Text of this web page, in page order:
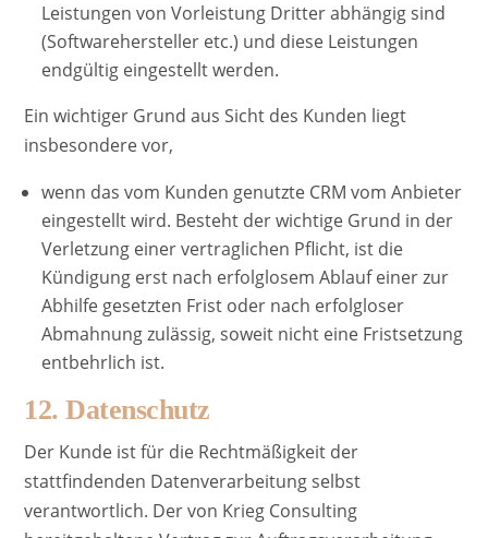
Leistungen von Vorleistung Dritter abhängig sind
(Softwarehersteller etc.) und diese Leistungen
endgültig eingestellt werden.
Ein wichtiger Grund aus Sicht des Kunden liegt
insbesondere vor,
wenn das vom Kunden genutzte CRM vom Anbieter
eingestellt wird. Besteht der wichtige Grund in der
Verletzung einer vertraglichen Pflicht, ist die
Kündigung erst nach erfolglosem Ablauf einer zur
Abhilfe gesetzten Frist oder nach erfolgloser
Abmahnung zulässig, soweit nicht eine Fristsetzung
entbehrlich ist.
12. Datenschutz
Der Kunde ist für die Rechtmäßigkeit der
stattfindenden Datenverarbeitung selbst
verantwortlich. Der von Krieg Consulting